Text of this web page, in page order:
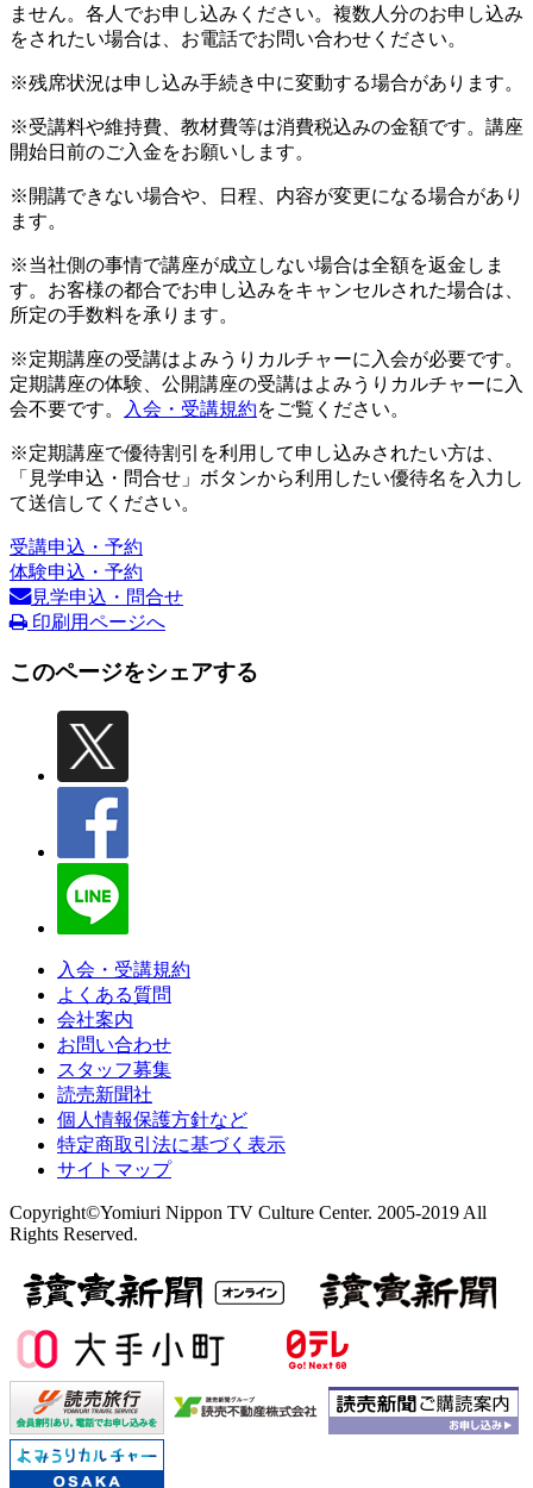
ません。各人でお申し込みください。複数人分のお申し込み
をされたい場合は、お電話でお問い合わせください。
※残席状況は申し込み手続き中に変動する場合があります。
※受講料や維持費、教材費等は消費税込みの金額です。講座
開始日前のご入金をお願いします。
※開講できない場合や、日程、内容が変更になる場合があり
ます。
※当社側の事情で講座が成立しない場合は全額を返金しま
す。お客様の都合でお申し込みをキャンセルされた場合は、
所定の手数料を承ります。
※定期講座の受講はよみうりカルチャーに入会が必要です。
定期講座の体験、公開講座の受講はよみうりカルチャーに入
会不要です。
入会・受講規約をご覧ください。
※定期講座で優待割引を利用して申し込みされたい方は、
「見学申込・問合せ」ボタンから利用したい優待名を入力し
て送信してください。
受講申込・予約
体験申込・予約
見学申込・問合せ
印刷用ページへ
このページをシェアする
入会・受講規約
よくある質問
会社案内
お問い合わせ
スタッフ募集
読売新聞社
個人情報保護方針など
特定商取引法に基づく表示
サイトマップ
Copyright©Yomiuri Nippon TV Culture Center. 2005-2019 All
Rights Reserved.